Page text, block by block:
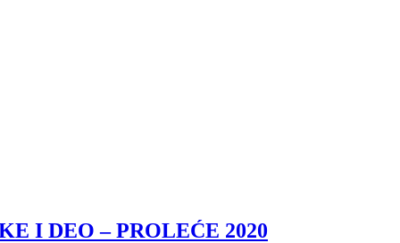
I DEO – PROLEĆE 2020